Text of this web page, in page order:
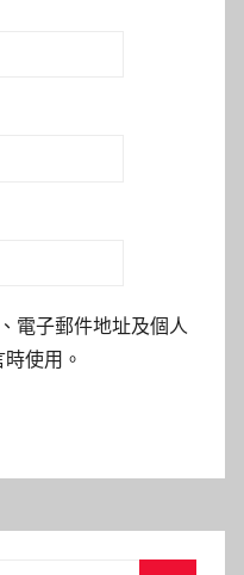
電子郵件地址及個人
使用。